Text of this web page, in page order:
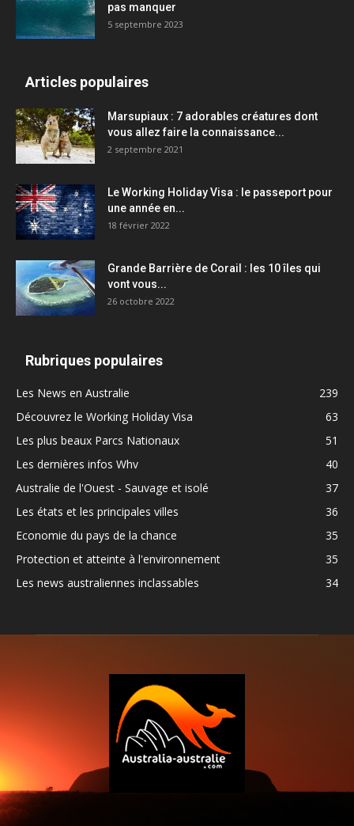
pas manquer
5 septembre 2023
Articles populaires
Marsupiaux : 7 adorables créatures dont
vous allez faire la connaissance...
2 septembre 2021
Le Working Holiday Visa : le passeport pour
une année en...
18 février 2022
Grande Barrière de Corail : les 10 îles qui
vont vous...
26 octobre 2022
Rubriques populaires
Les News en Australie
239
Découvrez le Working Holiday Visa
63
Les plus beaux Parcs Nationaux
51
Les dernières infos Whv
40
Australie de l'Ouest - Sauvage et isolé
37
Les états et les principales villes
36
Economie du pays de la chance
35
Protection et atteinte à l'environnement
35
Les news australiennes inclassables
34